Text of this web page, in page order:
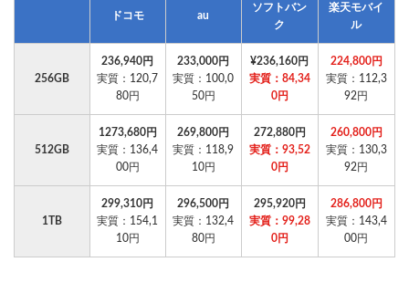
ドコモ au
ソフトバン
ク
楽天モバイ
ル
256GB
236,940円
実質：120,7
80円
233,000円
実質：100,0
50円
¥236,160円
実質：84,34
0円
224,800円
実質：112,3
92円
512GB
1273,680円
実質：136,4
00円
269,800円
実質：118,9
10円
272,880円
実質：93,52
0円
260,800円
実質：130,3
92円
1TB
299,310円
実質：154,1
10円
296,500円
実質：132,4
80円
295,920円
実質：99,28
0円
286,800円
実質：143,4
00円